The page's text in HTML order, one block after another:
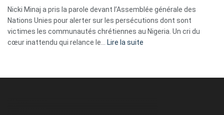
ses
tripes »
Nicki Minaj a pris la parole devant l’Assemblée générale des
Nations Unies pour alerter sur les persécutions dont sont
victimes les communautés chrétiennes au Nigeria. Un cri du
cœur inattendu qui relance le…
Lire la suite